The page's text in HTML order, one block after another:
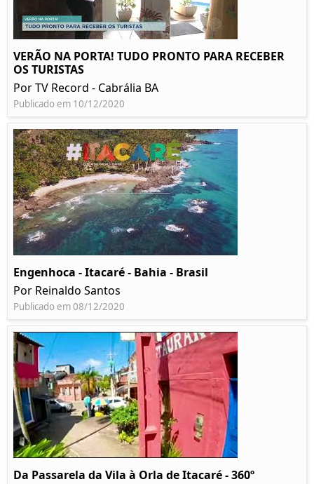
VERÃO NA PORTA! TUDO PRONTO PARA RECEBER
OS TURISTAS
Por TV Record - Cabrália BA
Publicado em 10/12/2020
Engenhoca - Itacaré - Bahia - Brasil
Por Reinaldo Santos
Publicado em 08/12/2020
Da Passarela da Vila à Orla de Itacaré - 360º